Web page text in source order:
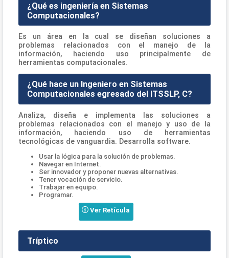
¿Qué es ingeniería en Sistemas
Computacionales?
Es un área en la cual se diseñan soluciones a
problemas relacionados con el manejo de la
información, haciendo uso principalmente de
herramientas computacionales.
¿Qué hace un Ingeniero en Sistemas
Computacionales egresado del ITSSLP, C?
Analiza, diseña e implementa las soluciones a
problemas relacionados con el manejo y uso de la
información, haciendo uso de herramientas
tecnológicas de vanguardia. Desarrolla software.
Usar la lógica para la solución de problemas.
Navegar en Internet.
Ser innovador y proponer nuevas alternativas.
Tener vocación de servicio.
Trabajar en equipo.
Programar.
Ver Retícula
Tríptico